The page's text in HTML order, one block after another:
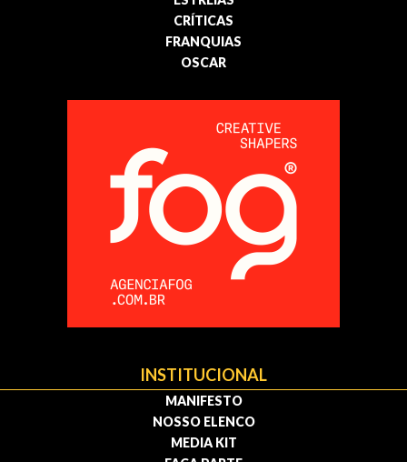
CRÍTICAS
FRANQUIAS
OSCAR
INSTITUCIONAL
MANIFESTO
NOSSO ELENCO
MEDIA KIT